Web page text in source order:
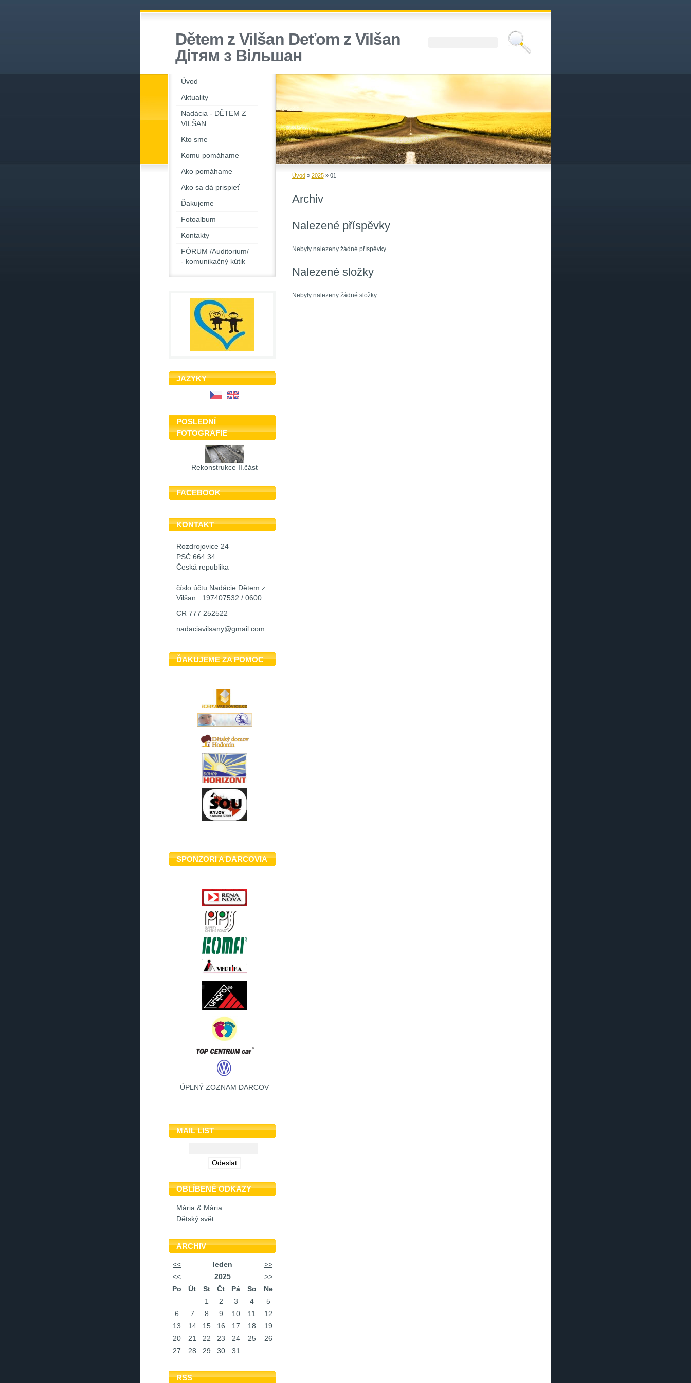
Dětem z Vilšan Deťom z Vilšan
Дiтям з Вiльшан
Úvod
Aktuality
Nadácia - DĚTEM Z
VILŠAN
Kto sme
Komu pomáhame
Ako pomáhame
Ako sa dá prispieť
Ďakujeme
Fotoalbum
Kontakty
FÓRUM /Auditorium/
- komunikačný kútik
JAZYKY
POSLEDNÍ
FOTOGRAFIE
Rekonstrukce II.část
FACEBOOK
KONTAKT
Rozdrojovice 24
PSČ 664 34
Česká republika
číslo účtu Nadácie Dětem z
Vilšan : 197407532 / 0600
CR 777 252522
nadaciavilsany@gmail.com
ĎAKUJEME ZA POMOC
SPONZORI A DARCOVIA
ÚPLNÝ ZOZNAM DARCOV
MAIL LIST
OBLÍBENÉ ODKAZY
Mária & Mária
Dětský svět
ARCHIV
<< leden
>>
<<
2025
>>
Po
Út St Čt Pá So
Ne
1
2 3 4
5
6
7 8 9 10 11
12
13
14 15 16 17 18
19
20
21 22 23 24 25
26
27
28 29 30 31
RSS
Úvod» 2025» 01
Archiv
Nalezené příspěvky
Nebyly nalezeny žádné příspěvky
Nalezené složky
Nebyly nalezeny žádné složky